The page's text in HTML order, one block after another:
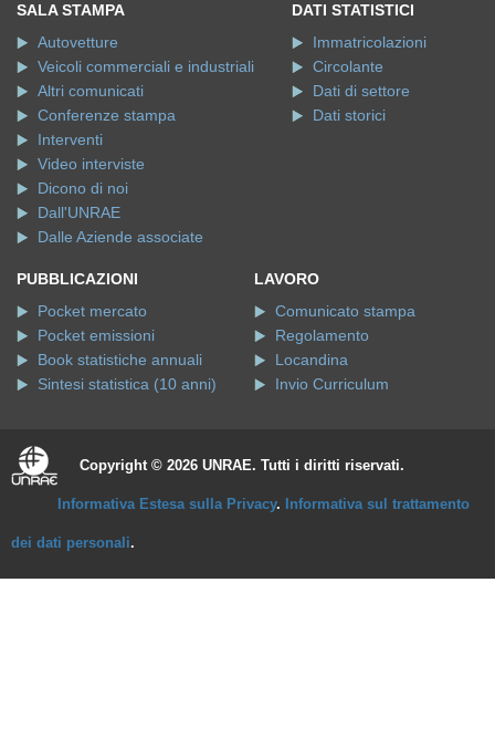
SALA STAMPA
Autovetture
Veicoli commerciali e industriali
Altri comunicati
Conferenze stampa
Interventi
Video interviste
Dicono di noi
Dall'UNRAE
Dalle Aziende associate
DATI STATISTICI
Immatricolazioni
Circolante
Dati di settore
Dati storici
PUBBLICAZIONI
Pocket mercato
Pocket emissioni
Book statistiche annuali
Sintesi statistica (10 anni)
LAVORO
Comunicato stampa
Regolamento
Locandina
Invio Curriculum
Copyright © 2026 UNRAE. Tutti i diritti riservati.
Informativa Estesa sulla Privacy. Informativa sul trattamento
dei dati personali.